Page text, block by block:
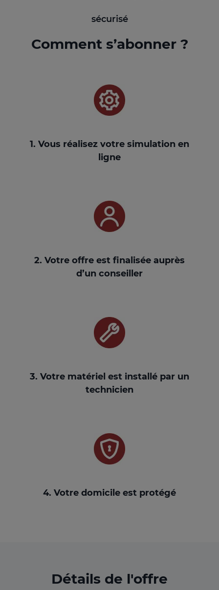
sécurisé
Comment s’abonner ?
1. Vous réalisez votre simulation en
ligne
2. Votre offre est finalisée auprès
d’un conseiller
3. Votre matériel est installé par un
technicien
4. Votre domicile est protégé
Détails de l'offre